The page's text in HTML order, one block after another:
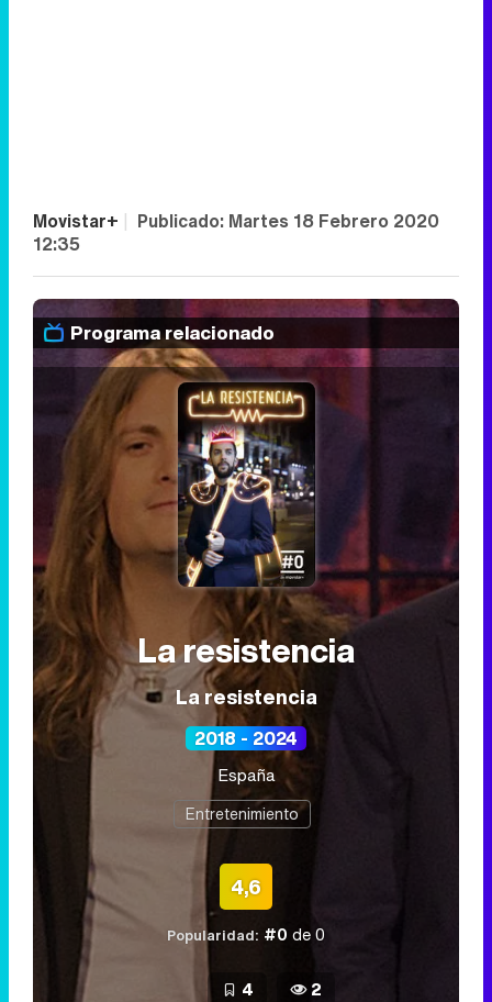
Movistar+ | Publicado: Martes 18 Febrero 2020
12:35
Programa relacionado
La resistencia
La resistencia
2018 - 2024
España
Entretenimiento
4,6
Popularidad: #0 de 0
4 2